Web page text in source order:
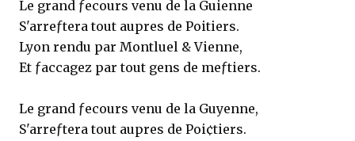
Le grand ƒecours venu de la Guienne
S'arreƒtera tout aupres de Poitiers.
Lyon rendu par Montluel & Vienne,
Et ƒaccagez par tout gens de meƒtiers.
Le grand ƒecours venu de la Guyenne,
S'arreƒtera tout aupres de Poi¢tiers.